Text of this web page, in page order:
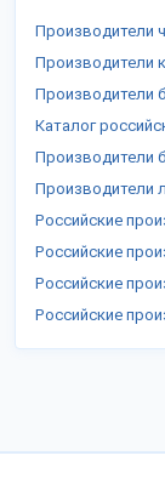
Производители
Производители
Производители
Каталог
Производители
Производители
Российские
Российские
Российские
Российские